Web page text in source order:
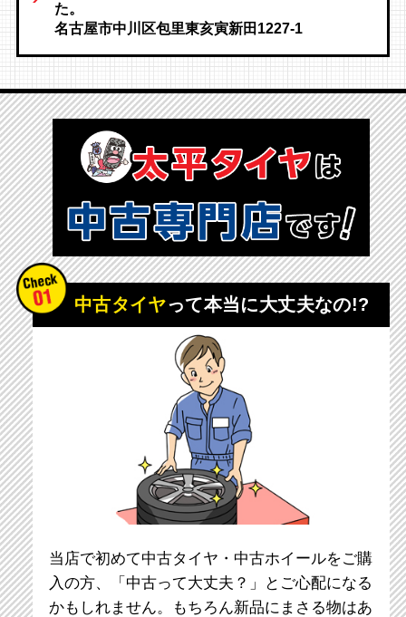
た。
名古屋市中川区包里東亥寅新田1227-1
中古タイヤって本当に大丈夫なの!?
当店で初めて中古タイヤ・中古ホイールをご購
入の方、「中古って大丈夫？」とご心配になる
かもしれません。もちろん新品にまさる物はあ